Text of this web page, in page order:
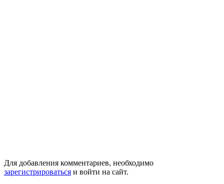
Для добавления комментариев, необходимо
зарегистрироваться и войти на сайт.